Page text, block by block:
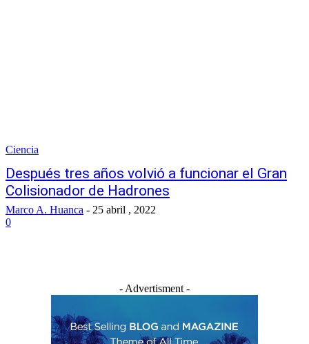
Ciencia
Después tres años volvió a funcionar el Gran
Colisionador de Hadrones
Marco A. Huanca - 25 abril , 2022
0
- Advertisment -